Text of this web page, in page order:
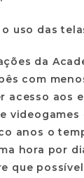
uso das
da
com
acesso aos
videogames
anos o
hora por
que